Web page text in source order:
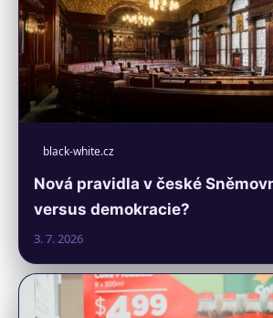
black-white.cz
Nová pravidla v české
versus demokracie?
3. 7. 2026